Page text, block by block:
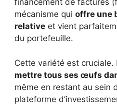
financement de factures
mécanisme qui offre une
relative et vient
du portefeuille.
Cette variété est cruciale.
mettre tous ses œufs
même en restant au sein
plateforme